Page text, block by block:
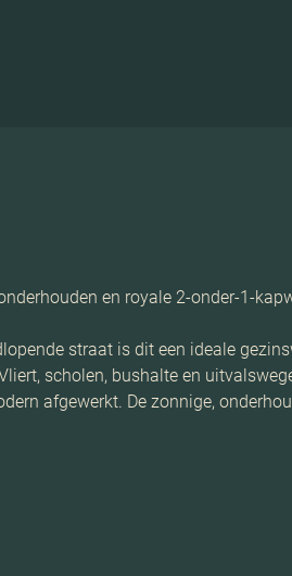
en royale 2-onder-1-
straat is dit een ideale
scholen, bushalte en
afgewerkt. De zonnige,